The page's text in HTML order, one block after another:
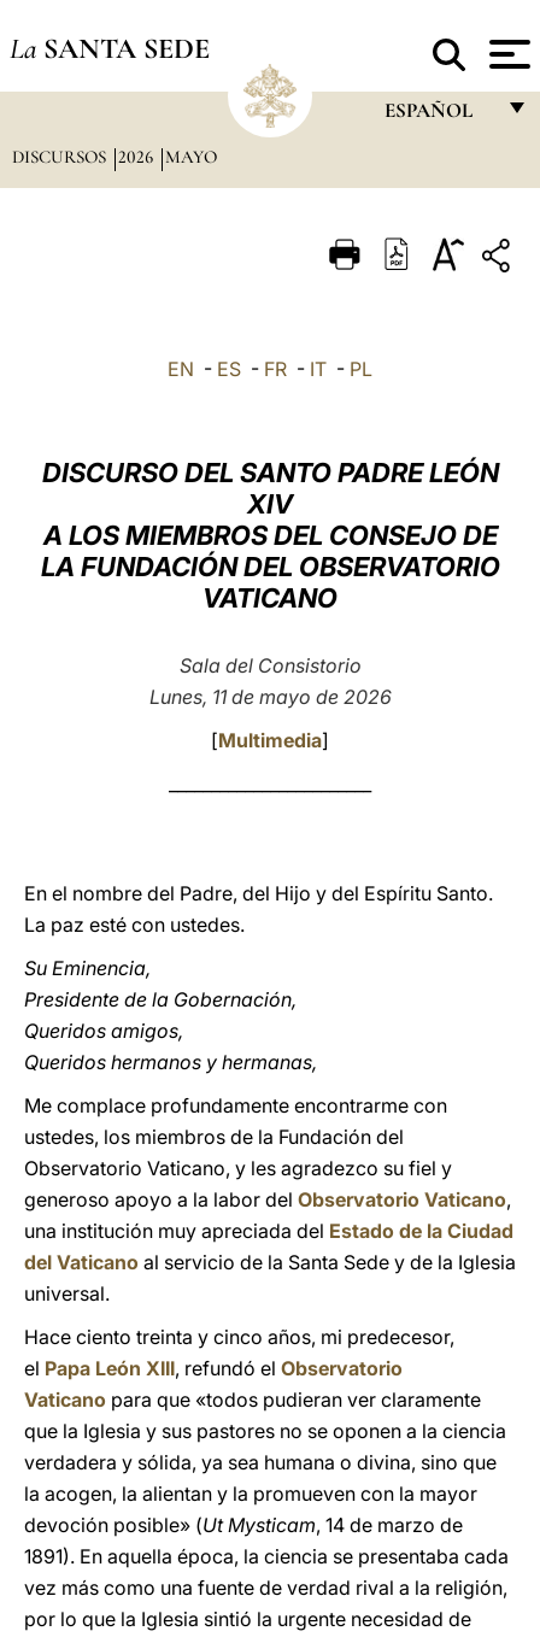
La SANTA SEDE
ESPAÑOL
ITALIANO
العربيّة
中文
LATINE
DISCURSOS 2026 MAYO
EN - ES - FR - IT - PL
DISCURSO DEL SANTO PADRE LEÓN
XIV
A LOS MIEMBROS DEL CONSEJO DE
LA FUNDACIÓN DEL OBSERVATORIO
VATICANO
Sala del Consistorio
Lunes, 11 de mayo de 2026
[Multimedia]
En el nombre del Padre, del Hijo y del Espíritu Santo.
La paz esté con ustedes.
Su Eminencia,
Presidente de la Gobernación,
Queridos amigos,
Queridos hermanos y hermanas,
Me complace profundamente encontrarme con
ustedes, los miembros de la Fundación del
Observatorio Vaticano, y les agradezco su fiel y
generoso apoyo a la labor del Observatorio Vaticano,
una institución muy apreciada del Estado de la Ciudad
del Vaticano al servicio de la Santa Sede y de la Iglesia
universal.
Hace ciento treinta y cinco años, mi predecesor,
el Papa León XIII, refundó el Observatorio
Vaticano para que «todos pudieran ver claramente
que la Iglesia y sus pastores no se oponen a la ciencia
verdadera y sólida, ya sea humana o divina, sino que
la acogen, la alientan y la promueven con la mayor
devoción posible» (Ut Mysticam, 14 de marzo de
1891). En aquella época, la ciencia se presentaba cada
vez más como una fuente de verdad rival a la religión,
por lo que la Iglesia sintió la urgente necesidad de